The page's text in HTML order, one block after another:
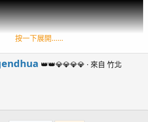
按一下展開……
👑👑💎💎💎💎 · 來自 竹北